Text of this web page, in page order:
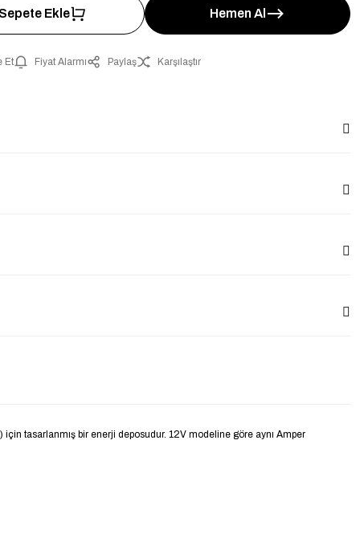
Sepete Ekle Hemen Al
Et Fiyat Alarmı Paylaş Karşılaştır
tasarlanmış bir enerji deposudur. 12V modeline göre aynı Amper